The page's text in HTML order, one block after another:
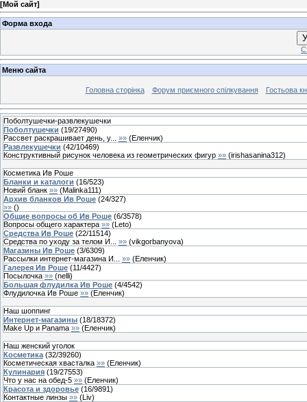
[Мой сайт]
Форма входа
Меню сайта
Головна сторінка Форум приємного спілкування Гостьова
Поболтушечки-развлекушечки
Поболтушечки (19/27490)
Рассвет раскрашивает день, у...
»» (Еленчик)
Развлекушечки (42/10469)
Конструктивный рисунок человека из геометрических фигур »» (irishasanina312)
Косметика Ив Роше
Бланки и каталоги (16/523)
Новий бланк »» (Malinka111)
Архив бланков Ив Роше (24/327)
»» ()
Общие вопросы об Ив Роше (6/3578)
Вопросы общего характера »» (Leto)
Средства Ив Роше (22/11514)
Средства по уходу за телом И...
»» (vikgorbanyova)
Магазины Ив Роше (3/6309)
Рассылки интернет-магазина И...
»» (Еленчик)
Галерея Ив Роше (11/4427)
Посылочка »» (nelli)
Большая флудилка Ив Роше (4/4542)
Флудилочка Ив Роше »» (Еленчик)
Наш шоппинг
Интернет-магазины (18/18372)
Make Up и Panama »» (Еленчик)
Наш женский уголок
Косметика (32/39260)
Косметическая хвасталка »» (Еленчик)
Кулинария (19/27553)
Что у нас на обед-5 »» (Еленчик)
Красота и здоровье (16/9891)
Контактные линзы »» (Liv)